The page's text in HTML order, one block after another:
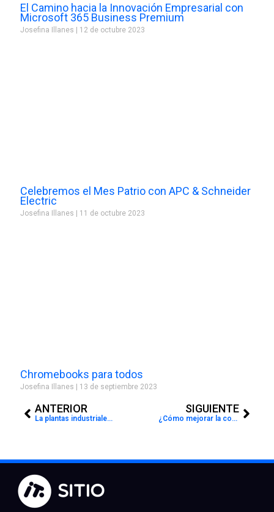
El Camino hacia la Innovación Empresarial con
Microsoft 365 Business Premium
Josefina Illanes 12 de octubre 2023
Celebremos el Mes Patrio con APC & Schneider
Electric
Josefina Illanes 11 de octubre 2023
Chromebooks para todos
Josefina Illanes 13 de septiembre 2023
ANTERIOR
La plantas industriales también se transforman digitalmente
SIGUIENTE
¿Cómo mejorar la conectividad en el hogar durante la cuarentena?